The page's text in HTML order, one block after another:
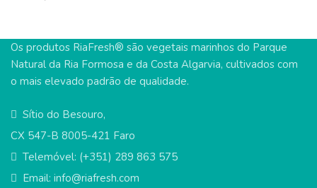
Os produtos RiaFresh® são vegetais marinhos do Parque
Natural da Ria Formosa e da Costa Algarvia, cultivados com
o mais elevado padrão de qualidade.
Sítio do Besouro,
CX 547-B 8005-421 Faro
Telemóvel: (+351) 289 863 575
Email: info@riafresh.com